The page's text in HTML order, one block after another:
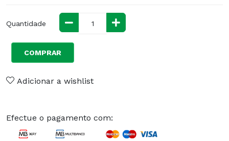
Quantidade
COMPRAR
Adicionar a wishlist
Efectue o pagamento com: